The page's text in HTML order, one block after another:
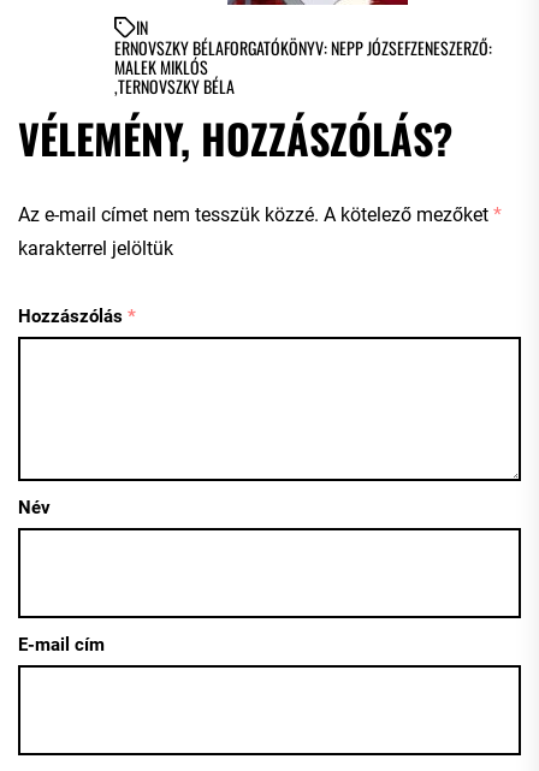
IN
ERNOVSZKY BÉLAFORGATÓKÖNYV: NEPP JÓZSEFZENESZERZŐ:
MALEK MIKLÓS
,TERNOVSZKY BÉLA
VÉLEMÉNY, HOZZÁSZÓLÁS?
Az e-mail címet nem tesszük közzé. A kötelező mezőket *
karakterrel jelöltük
Hozzászólás *
Név
E-mail cím